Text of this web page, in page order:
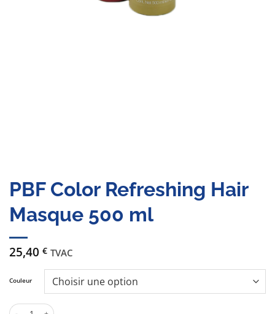
PBF Color Refreshing Hair
Masque 500 ml
25,40 € TVAC
Couleur
quantité de PBF Color Refreshing Hair Masque 500 ml